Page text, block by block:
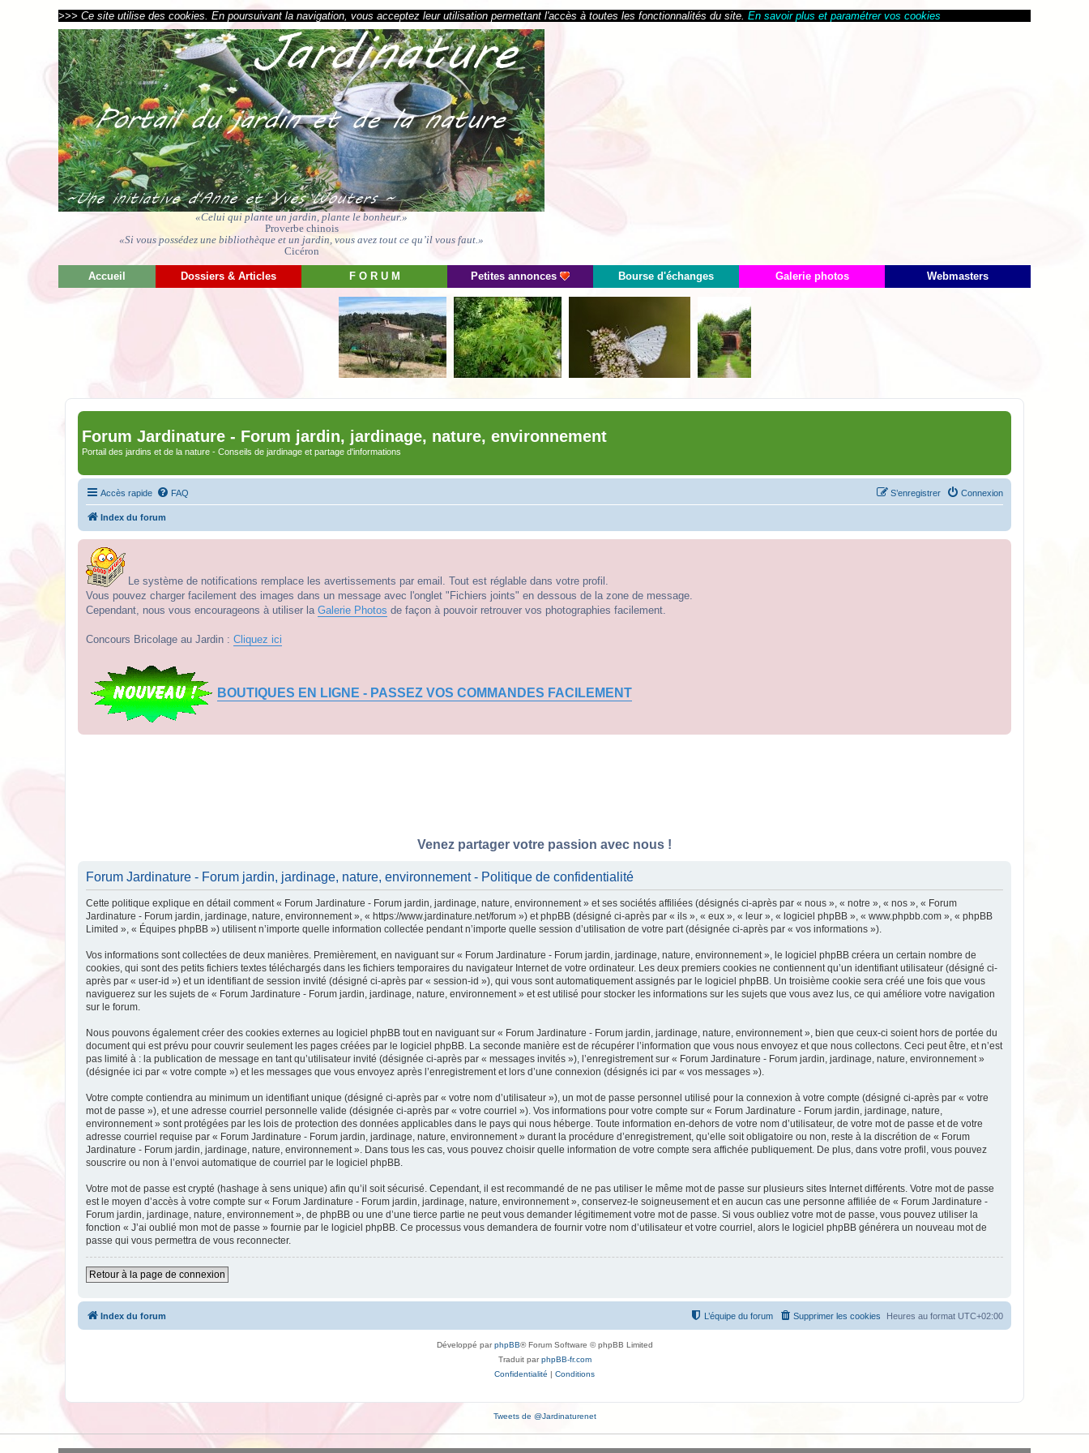
>>> Ce site utilise des cookies. En poursuivant la navigation, vous acceptez leur utilisation permettant l'accès à toutes les fonctionnalités du site. En savoir plus et paramétrer vos cookies
«Celui qui plante un jardin, plante le bonheur.»
Proverbe chinois
«Si vous possédez une bibliothèque et un jardin, vous avez tout ce qu’il vous faut.»
Cicéron
Accueil Dossiers & Articles F O R U M Petites annonces Bourse d'échanges Galerie photos Webmasters
Forum Jardinature - Forum jardin, jardinage, nature, environnement
Portail des jardins et de la nature - Conseils de jardinage et partage d'informations
Accès rapide FAQ Connexion
S’enregistrer
Index du forum
Le système de notifications remplace les avertissements par email. Tout est réglable dans votre profil.
Vous pouvez charger facilement des images dans un message avec l'onglet "Fichiers joints" en dessous de la zone de message.
Cependant, nous vous encourageons à utiliser la Galerie Photos de façon à pouvoir retrouver vos photographies facilement.
Concours Bricolage au Jardin : Cliquez ici
BOUTIQUES EN LIGNE - PASSEZ VOS COMMANDES FACILEMENT
Venez partager votre passion avec nous !
Forum Jardinature - Forum jardin, jardinage, nature, environnement - Politique de confidentialité
Cette politique explique en détail comment « Forum Jardinature - Forum jardin, jardinage, nature, environnement » et ses sociétés affiliées (désignés ci-après par « nous », « notre », « nos », « Forum
Jardinature - Forum jardin, jardinage, nature, environnement », « https://www.jardinature.net/forum ») et phpBB (désigné ci-après par « ils », « eux », « leur », « logiciel phpBB », « www.phpbb.com », « phpBB
Limited », « Équipes phpBB ») utilisent n’importe quelle information collectée pendant n’importe quelle session d’utilisation de votre part (désignée ci-après par « vos informations »).
Vos informations sont collectées de deux manières. Premièrement, en naviguant sur « Forum Jardinature - Forum jardin, jardinage, nature, environnement », le logiciel phpBB créera un certain nombre de
cookies, qui sont des petits fichiers textes téléchargés dans les fichiers temporaires du navigateur Internet de votre ordinateur. Les deux premiers cookies ne contiennent qu’un identifiant utilisateur (désigné ci-
après par « user-id ») et un identifiant de session invité (désigné ci-après par « session-id »), qui vous sont automatiquement assignés par le logiciel phpBB. Un troisième cookie sera créé une fois que vous
naviguerez sur les sujets de « Forum Jardinature - Forum jardin, jardinage, nature, environnement » et est utilisé pour stocker les informations sur les sujets que vous avez lus, ce qui améliore votre navigation
sur le forum.
Nous pouvons également créer des cookies externes au logiciel phpBB tout en naviguant sur « Forum Jardinature - Forum jardin, jardinage, nature, environnement », bien que ceux-ci soient hors de portée du
document qui est prévu pour couvrir seulement les pages créées par le logiciel phpBB. La seconde manière est de récupérer l’information que vous nous envoyez et que nous collectons. Ceci peut être, et n’est
pas limité à : la publication de message en tant qu’utilisateur invité (désignée ci-après par « messages invités »), l’enregistrement sur « Forum Jardinature - Forum jardin, jardinage, nature, environnement »
(désignée ici par « votre compte ») et les messages que vous envoyez après l’enregistrement et lors d’une connexion (désignés ici par « vos messages »).
Votre compte contiendra au minimum un identifiant unique (désigné ci-après par « votre nom d’utilisateur »), un mot de passe personnel utilisé pour la connexion à votre compte (désigné ci-après par « votre
mot de passe »), et une adresse courriel personnelle valide (désignée ci-après par « votre courriel »). Vos informations pour votre compte sur « Forum Jardinature - Forum jardin, jardinage, nature,
environnement » sont protégées par les lois de protection des données applicables dans le pays qui nous héberge. Toute information en-dehors de votre nom d’utilisateur, de votre mot de passe et de votre
adresse courriel requise par « Forum Jardinature - Forum jardin, jardinage, nature, environnement » durant la procédure d’enregistrement, qu’elle soit obligatoire ou non, reste à la discrétion de « Forum
Jardinature - Forum jardin, jardinage, nature, environnement ». Dans tous les cas, vous pouvez choisir quelle information de votre compte sera affichée publiquement. De plus, dans votre profil, vous pouvez
souscrire ou non à l’envoi automatique de courriel par le logiciel phpBB.
Votre mot de passe est crypté (hashage à sens unique) afin qu’il soit sécurisé. Cependant, il est recommandé de ne pas utiliser le même mot de passe sur plusieurs sites Internet différents. Votre mot de passe
est le moyen d’accès à votre compte sur « Forum Jardinature - Forum jardin, jardinage, nature, environnement », conservez-le soigneusement et en aucun cas une personne affiliée de « Forum Jardinature -
Forum jardin, jardinage, nature, environnement », de phpBB ou une d’une tierce partie ne peut vous demander légitimement votre mot de passe. Si vous oubliez votre mot de passe, vous pouvez utiliser la
fonction « J’ai oublié mon mot de passe » fournie par le logiciel phpBB. Ce processus vous demandera de fournir votre nom d’utilisateur et votre courriel, alors le logiciel phpBB générera un nouveau mot de
passe qui vous permettra de vous reconnecter.
Retour à la page de connexion
Index du forum Heures au format UTC+02:00
Supprimer les cookies
L’équipe du forum
Développé parphpBB® Forum Software © phpBB Limited
Traduit parphpBB-fr.com
Confidentialité | Conditions
Tweets de @Jardinaturenet